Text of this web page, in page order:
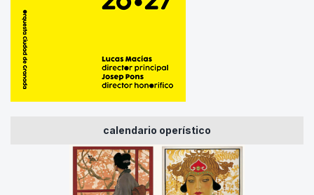
calendario operístico